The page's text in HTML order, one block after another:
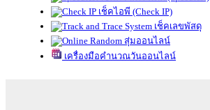
เช็คไอพี (Check IP)
เช็คเลขพัสดุ
สุ่มออนไลน์
เครื่องมือคำนวณวันออนไลน์